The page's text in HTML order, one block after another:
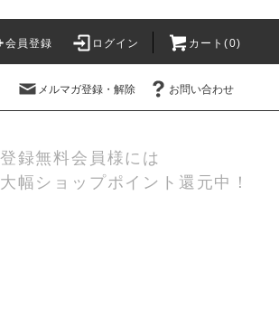
会員登録 ログイン カート(0)
メルマガ登録・解除 お問い合わせ
登録無料会員様には
大幅ショップポイント還元中！